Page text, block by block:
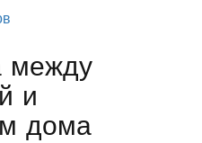
между
и
дома